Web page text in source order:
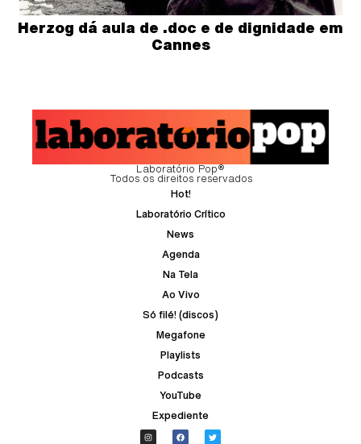
Herzog dá aula de .doc e de dignidade em
Cannes
Laboratório Pop®
Todos os direitos reservados
Hot!
Laboratório Crítico
News
Agenda
Na Tela
Ao Vivo
Só filé! (discos)
Megafone
Playlists
Podcasts
YouTube
Expediente